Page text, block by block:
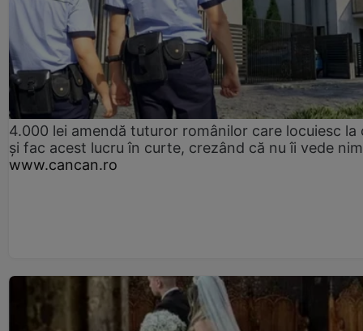
4.000 lei amendă tuturor românilor care locuiesc la
și fac acest lucru în curte, crezând că nu îi vede
www.cancan.ro